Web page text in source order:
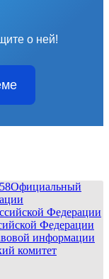
о ней!
Официальный
Федерации
Федерации
информации
комитет